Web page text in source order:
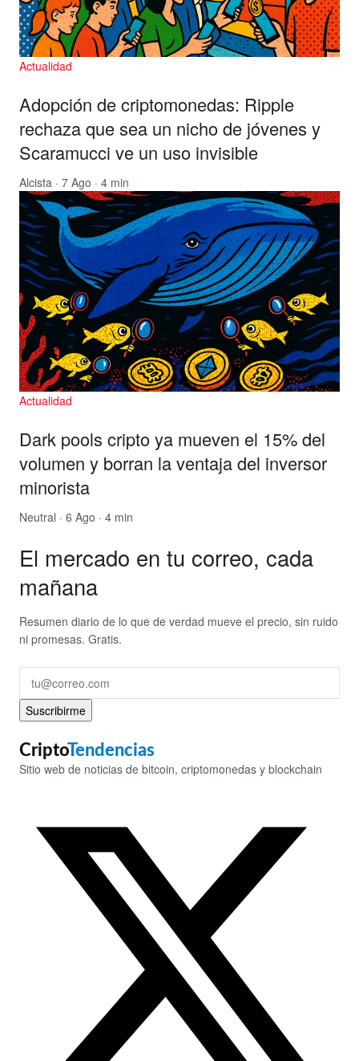
Actualidad
Adopción de criptomonedas: Ripple
rechaza que sea un nicho de jóvenes y
Scaramucci ve un uso invisible
Alcista · 7 Ago · 4 min
Actualidad
Dark pools cripto ya mueven el 15% del
volumen y borran la ventaja del inversor
minorista
Neutral · 6 Ago · 4 min
El mercado en tu correo, cada
mañana
Resumen diario de lo que de verdad mueve el precio, sin ruido
ni promesas. Gratis.
Suscribirme
CriptoTendencias
Sitio web de noticias de bitcoin, criptomonedas y blockchain